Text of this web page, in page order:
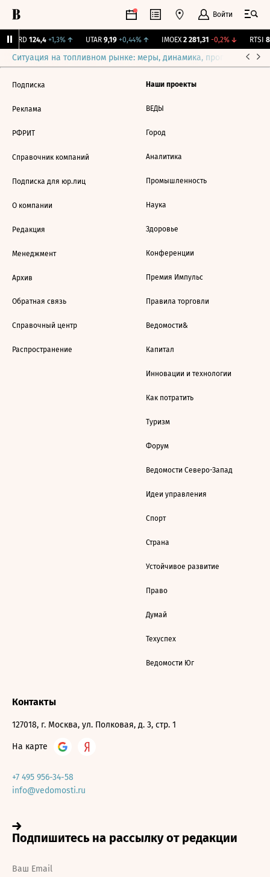
Войти
ABRD 124,4 +1,3%↑ UTAR 9,19 +0,44%↑ IMOEX 2 281,31 -0,2%↓ RTSI
Ситуация на топливном рынке: меры, динамика, прогнозы
Подписка
Реклама
РФРИТ
Справочник компаний
Подписка для юр.лиц
О компании
Редакция
Менеджмент
Архив
Обратная связь
Справочный центр
Распространение
Наши проекты
ВЕДЫ
Город
Аналитика
Промышленность
Наука
Здоровье
Конференции
Премия Импульс
Правила торговли
Ведомости&
Капитал
Инновации и технологии
Как потратить
Туризм
Форум
Ведомости Северо-Запад
Идеи управления
Спорт
Страна
Устойчивое развитие
Право
Думай
Техуспех
Ведомости Юг
Контакты
127018, г. Москва, ул. Полковая, д. 3, стр. 1
На карте
+7 495 956-34-58
info@vedomosti.ru